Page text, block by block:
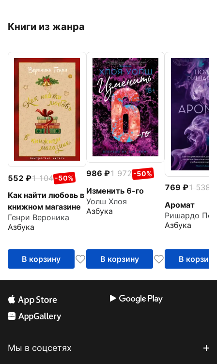
Книги из жанра
552 1 104 -50%
Как найти любовь в
книжном магазине
Генри Вероника
Азбука
В корзину
986 1 972 -50%
Изменить 6-го
Уолш Хлоя
Азбука
В корзину
769 1 538
Аромат
Ришардо
Азбука
В корзину
Мы в соцсетях